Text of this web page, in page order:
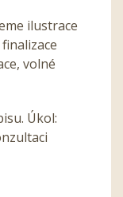
ilustrace
volné
Úkol: